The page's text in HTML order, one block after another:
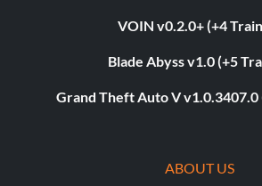
VOIN v0.2.0+ (+4
Blade Abyss v1.0 (+5
Grand Theft Auto V v1.0.3407.0
ABOUT US